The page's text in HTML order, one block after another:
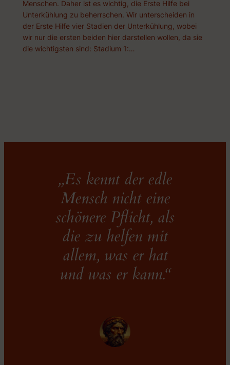
Menschen. Daher ist es wichtig, die Erste Hilfe bei
Unterkühlung zu beherrschen. Wir unterscheiden in
der Erste Hilfe vier Stadien der Unterkühlung, wobei
wir nur die ersten beiden hier darstellen wollen, da sie
die wichtigsten sind: Stadium 1:…
„Es kennt der edle
Mensch nicht eine
schönere Pflicht, als
die zu helfen mit
allem, was er hat
und was er kann.“